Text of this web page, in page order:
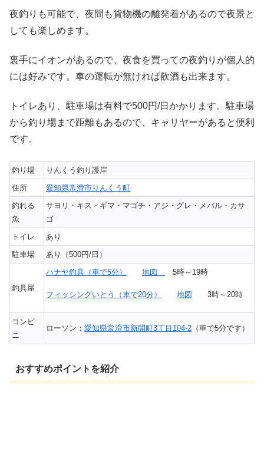
夜釣りも可能で、夜間も貨物機の離発着があるので夜景と
しても楽しめます。
裏手にイオンがあるので、夜食を買っての夜釣りが個人的
には好みです。車の運転が無ければ飲酒も出来ます。
トイレあり、駐車場は有料で500円/日かかります。駐車場
から釣り場まで距離もあるので、キャリヤーがあると便利
です。
釣り場
りんくう釣り護岸
住所
愛知県常滑市りんくう町
釣れる
魚
サヨリ・キス・ギマ・マゴチ・アジ・グレ・メバル・カサ
ゴ
トイレ
あり
駐車場
あり（500円/日）
釣具屋
ハナヤ釣具（車で5分） 地図 5時～19時
フィッシングいとう（車で20分） 地図 3時～20時
コンビ
ニ
ローソン： 愛知県常滑市新開町3丁目104-2 （車で5分です）
おすすめポイントを紹介